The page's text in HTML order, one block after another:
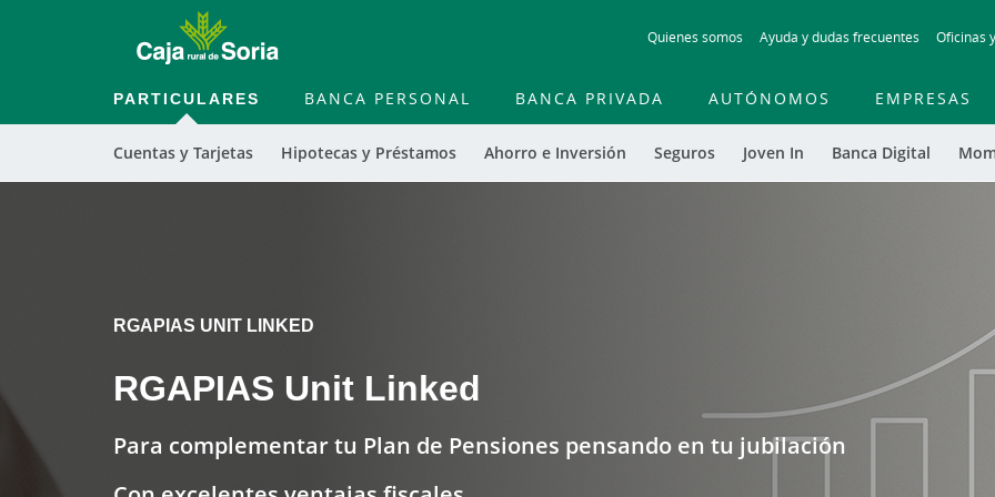
to
contentt
Quienes somos Ayuda y dudas frecuentes Oficinas
PARTICULARES
Cuentas y Tarjetas Hipotecas y Préstamos Ahorro e Inversión Seguros Joven In Banca Digital
BANCA PERSONAL BANCA PRIVADA AUTÓNOMOS EMPRESAS
RGAPIAS UNIT LINKED
RGAPIAS Unit Linked
Para complementar tu Plan de Pensiones pensando en tu jubilación